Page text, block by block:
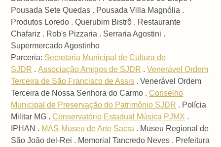
Pousada Sete Quedas . Pousada Villa Magnólia .
Produtos Loredo . Querubim Bistrô . Restaurante
Chafariz . Rob's Pizzaria . Serraria Agostini .
Supermercado Agostinho
Parceria: Secretaria Municipal de Cultura de
SJDR .Associação Amigos de SJDR .Venerável Ordem
Terceira de São Francisco de Assis . Venerável Ordem
Terceira de Nossa Senhora do Carmo .Conselho
Municipal de Preservação do Patrimônio SJDR . Polícia
Militar MG .Conservatório Estadual Música PJMX .
IPHAN . MAS-Museu de Arte Sacra . Museu Regional de
São João del-Rei . Memorial Tancredo Neves . Prefeitura